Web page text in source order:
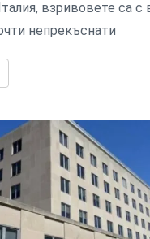
взривовете са с
непрекъснати